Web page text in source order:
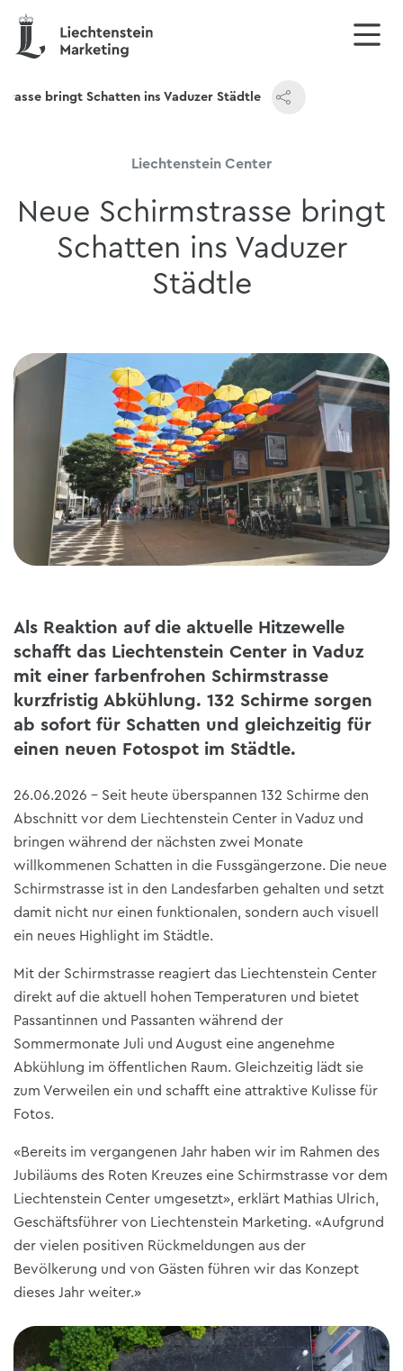
bringt Schatten ins Vaduzer Städtle
Liechtenstein Center
Neue Schirmstrasse bringt
Schatten ins Vaduzer
Städtle
Als Reaktion auf die aktuelle Hitzewelle
schafft das Liechtenstein Center in Vaduz
mit einer farbenfrohen Schirmstrasse
kurzfristig Abkühlung. 132 Schirme sorgen
ab sofort für Schatten und gleichzeitig für
einen neuen Fotospot im Städtle.
26.06.2026 - Seit heute überspannen 132 Schirme den
Abschnitt vor dem Liechtenstein Center in Vaduz und
bringen während der nächsten zwei Monate
willkommenen Schatten in die Fussgängerzone. Die neue
Schirmstrasse ist in den Landesfarben gehalten und setzt
damit nicht nur einen funktionalen, sondern auch visuell
ein neues Highlight im Städtle.
Mit der Schirmstrasse reagiert das Liechtenstein Center
direkt auf die aktuell hohen Temperaturen und bietet
Passantinnen und Passanten während der
Sommermonate Juli und August eine angenehme
Abkühlung im öffentlichen Raum. Gleichzeitig lädt sie
zum Verweilen ein und schafft eine attraktive Kulisse für
Fotos.
«Bereits im vergangenen Jahr haben wir im Rahmen des
Jubiläums des Roten Kreuzes eine Schirmstrasse vor dem
Liechtenstein Center umgesetzt», erklärt Mathias Ulrich,
Geschäftsführer von Liechtenstein Marketing. «Aufgrund
der vielen positiven Rückmeldungen aus der
Bevölkerung und von Gästen führen wir das Konzept
dieses Jahr weiter.»